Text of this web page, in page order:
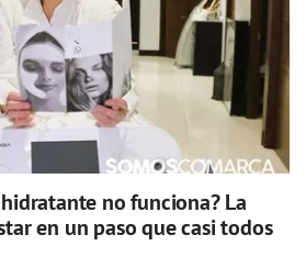
no funciona? La
en un paso que casi todos